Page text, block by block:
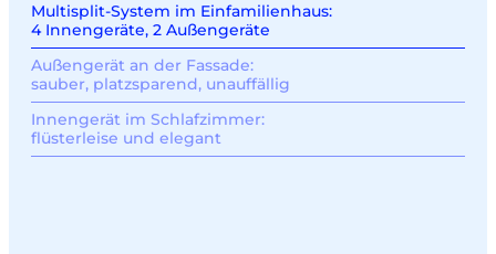
Multisplit-System im Einfamilienhaus:
4 Innengeräte, 2 Außengeräte
Außengerät an der Fassade:
sauber, platzsparend, unauffällig
Innengerät im Schlafzimmer:
flüsterleise und elegant